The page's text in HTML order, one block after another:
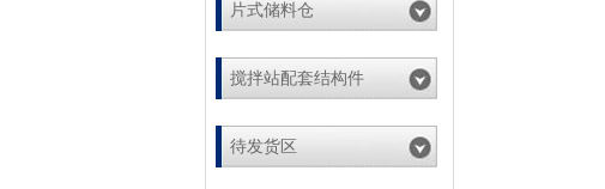
片式储料仓
搅拌站配套结构件
待发货区